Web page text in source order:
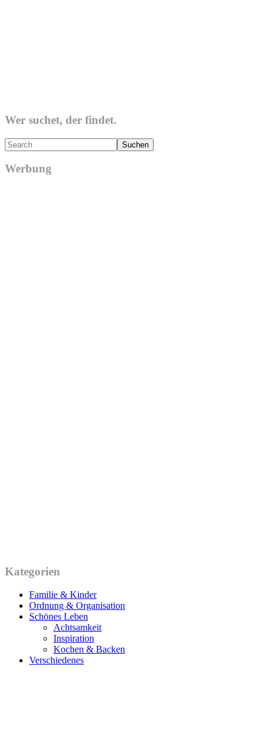
Wer suchet, der findet.
Search
Werbung
Kategorien
Familie & Kinder
Ordnung & Organisation
Schönes Leben
Achtsamkeit
Inspiration
Kochen & Backen
Verschiedenes